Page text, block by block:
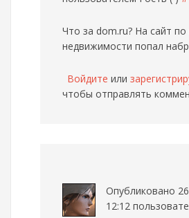
Что за dom.ru? На сайт
недвижимости попал
Войдите или
чтобы отправлять
Опубликовано
12:12